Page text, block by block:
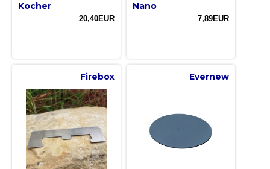
Kocher
20,40EUR
Nano
7,89EUR
Firebox Evernew